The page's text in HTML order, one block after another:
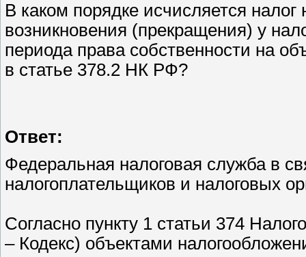
В каком порядке исчисляется
возникновения (прекращения) у
периода права собственности на
в статье 378.2 НК РФ?
Ответ:
Федеральная налоговая служба в
налогоплательщиков и налоговых
Согласно пункту 1 статьи 374
– Кодекс) объектами